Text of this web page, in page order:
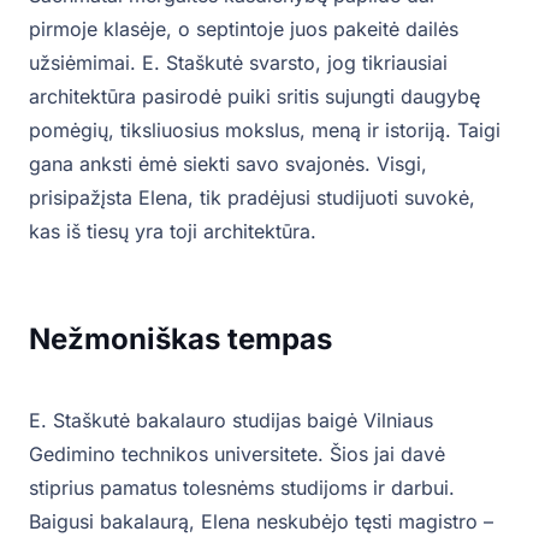
pirmoje klasėje, o septintoje juos pakeitė dailės
užsiėmimai. E. Staškutė svarsto, jog tikriausiai
architektūra pasirodė puiki sritis sujungti daugybę
pomėgių, tiksliuosius mokslus, meną ir istoriją. Taigi
gana anksti ėmė siekti savo svajonės. Visgi,
prisipažįsta Elena, tik pradėjusi studijuoti suvokė,
kas iš tiesų yra toji architektūra.
Nežmoniškas tempas
E. Staškutė bakalauro studijas baigė Vilniaus
Gedimino technikos universitete. Šios jai davė
stiprius pamatus tolesnėms studijoms ir darbui.
Baigusi bakalaurą, Elena neskubėjo tęsti magistro –